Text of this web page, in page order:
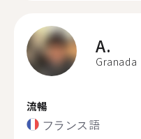
A.
Granada
流暢
フランス語